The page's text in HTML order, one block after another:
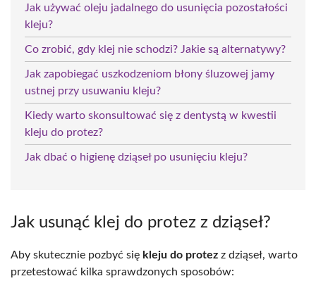
Jak używać oleju jadalnego do usunięcia pozostałości
kleju?
Co zrobić, gdy klej nie schodzi? Jakie są alternatywy?
Jak zapobiegać uszkodzeniom błony śluzowej jamy
ustnej przy usuwaniu kleju?
Kiedy warto skonsultować się z dentystą w kwestii
kleju do protez?
Jak dbać o higienę dziąseł po usunięciu kleju?
Jak usunąć klej do protez z dziąseł?
Aby skutecznie pozbyć się kleju do protez z dziąseł, warto
przetestować kilka sprawdzonych sposobów: